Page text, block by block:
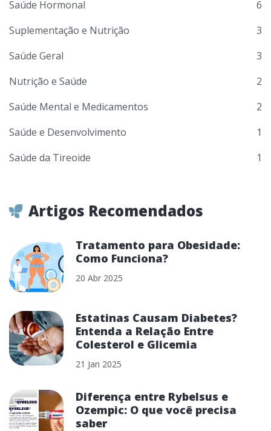
Saúde Hormonal
6
Suplementação e Nutrição
3
Saúde Geral
3
Nutrição e Saúde
2
Saúde Mental e Medicamentos
2
Saúde e Desenvolvimento
1
Saúde da Tireoide
1
Artigos Recomendados
Tratamento para Obesidade:
Como Funciona?
20 Abr 2025
Estatinas Causam Diabetes?
Entenda a Relação Entre
Colesterol e Glicemia
21 Jan 2025
Diferença entre Rybelsus e
Ozempic: O que você precisa
saber